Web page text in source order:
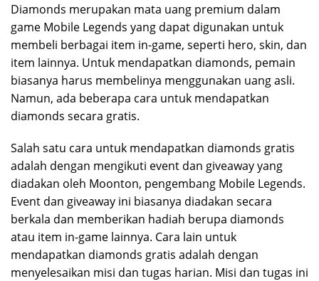
Diamonds merupakan mata uang premium dalam
game Mobile Legends yang dapat digunakan untuk
membeli berbagai item in-game, seperti hero, skin, dan
item lainnya. Untuk mendapatkan diamonds, pemain
biasanya harus membelinya menggunakan uang asli.
Namun, ada beberapa cara untuk mendapatkan
diamonds secara gratis.
Salah satu cara untuk mendapatkan diamonds gratis
adalah dengan mengikuti event dan giveaway yang
diadakan oleh Moonton, pengembang Mobile Legends.
Event dan giveaway ini biasanya diadakan secara
berkala dan memberikan hadiah berupa diamonds
atau item in-game lainnya. Cara lain untuk
mendapatkan diamonds gratis adalah dengan
menyelesaikan misi dan tugas harian. Misi dan tugas ini